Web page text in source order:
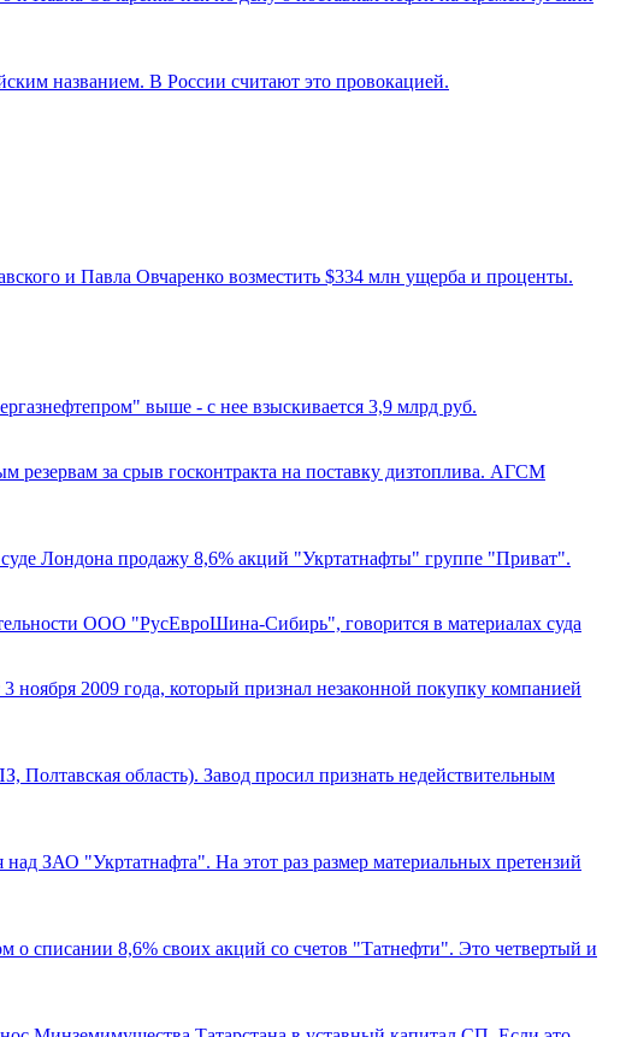
названием. В России считают это провокацией.
и Павла Овчаренко возместить $334 млн ущерба и проценты.
выше - с нее взыскивается 3,9 млрд руб.
резервам за срыв госконтракта на поставку дизтоплива. АГСМ
Лондона продажу 8,6% акций "Укртатнафты" группе "Приват".
ООО "РусЕвроШина-Сибирь", говорится в материалах суда
ноября 2009 года, который признал незаконной покупку компанией
область). Завод просил признать недействительным
ЗАО "Укртатнафта". На этот раз размер материальных претензий
о списании 8,6% своих акций со счетов "Татнефти". Это четвертый и